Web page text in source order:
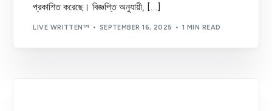
প্রকাশিত করেছে। বিজ্ঞপ্তি অনুযায়ী, […]
LIVE WRITTEN™ SEPTEMBER 16, 2025 1 MIN READ